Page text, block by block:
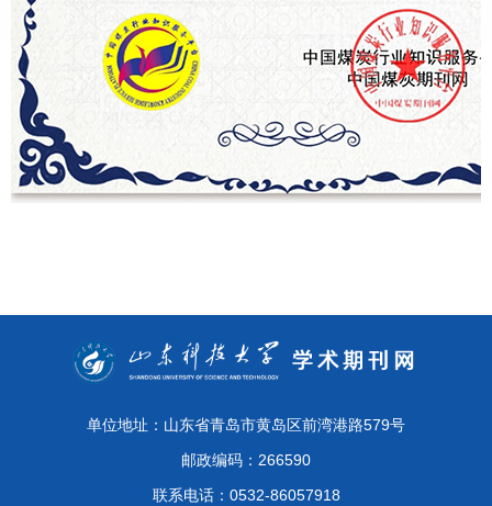
单位地址：山东省青岛市黄岛区前湾港路579号
邮政编码：266590
联系电话：0532-86057918